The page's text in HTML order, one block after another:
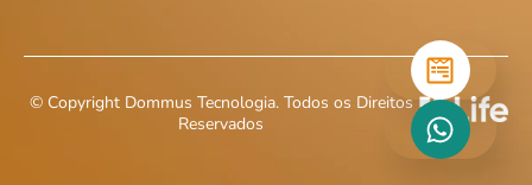
© Copyright Dommus Tecnologia. Todos os Direitos
Reservados